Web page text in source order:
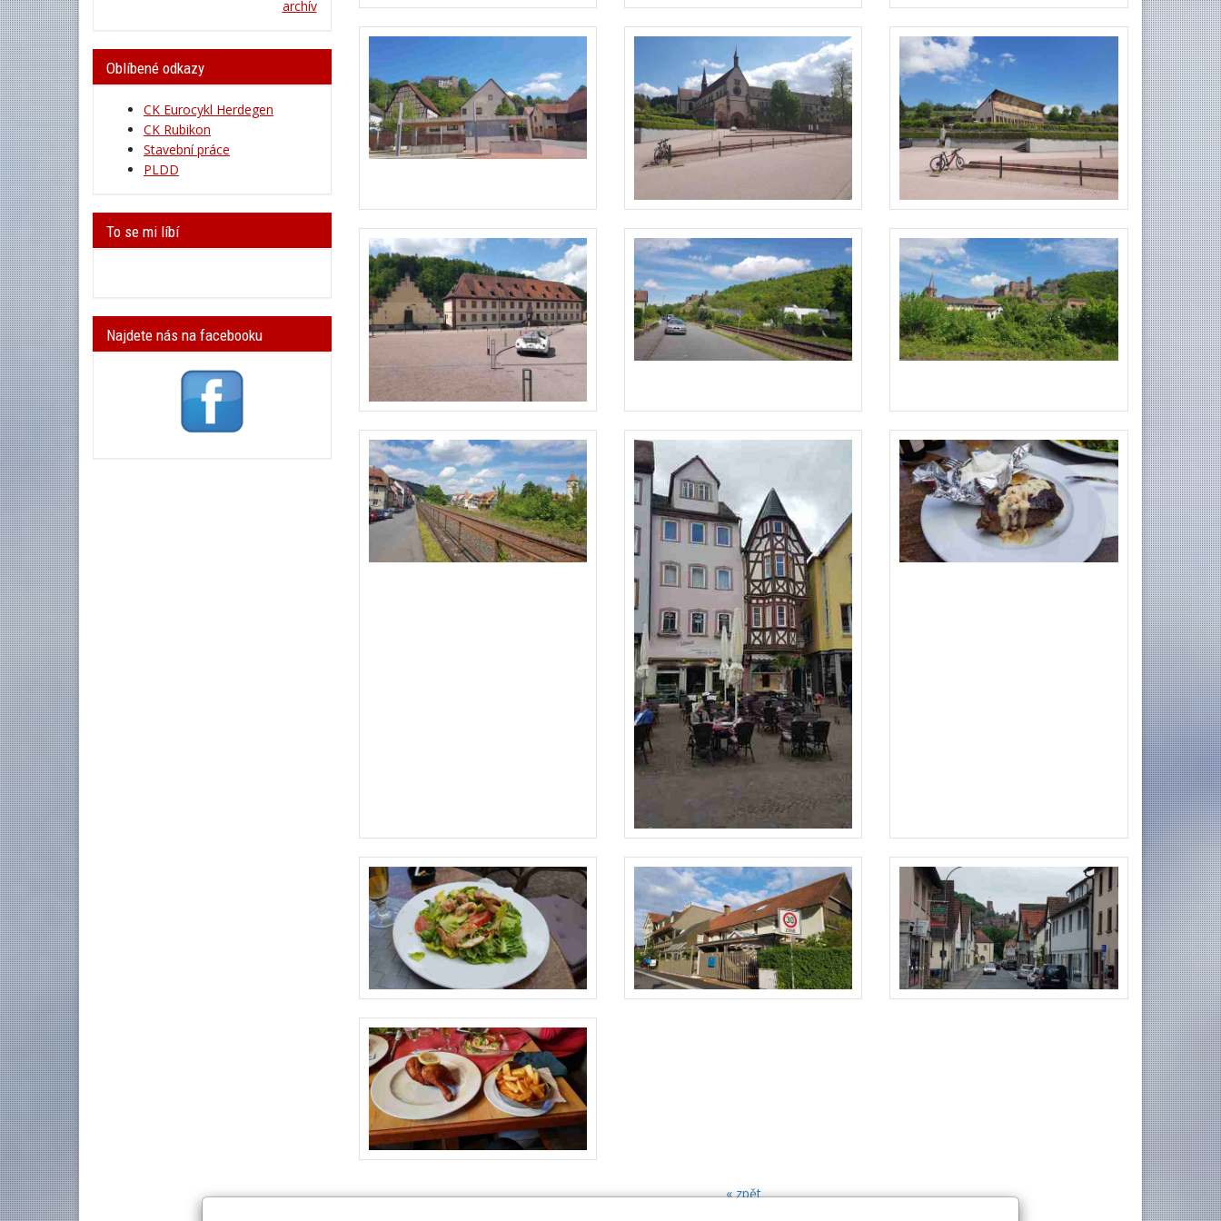
« zpět
archív
Oblíbené odkazy
CK Eurocykl Herdegen
CK Rubikon
Stavební práce
PLDD
To se mi líbí
Najdete nás na facebooku